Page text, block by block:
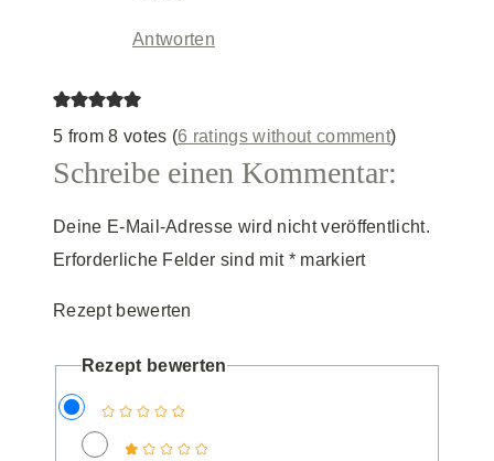
Antworten
5 from 8 votes (6 ratings without comment)
Schreibe einen Kommentar:
Deine E-Mail-Adresse wird nicht veröffentlicht.
Erforderliche Felder sind mit *markiert
Rezept bewerten
Rezept bewerten